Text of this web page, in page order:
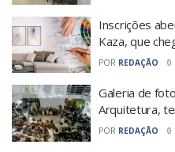
Inscrições
Kaza, que
POR REDAÇÃO 0
Galeria de
Arquitetura,
POR REDAÇÃO 0